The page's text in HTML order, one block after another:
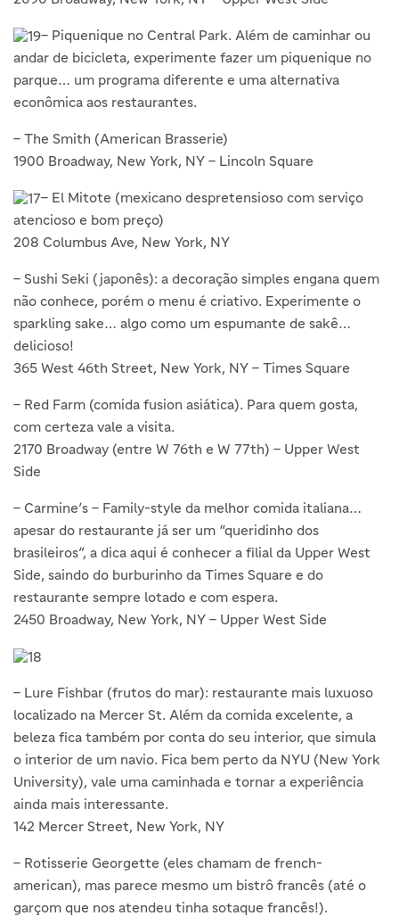
– Piquenique no Central Park. Além de caminhar ou
andar de bicicleta, experimente fazer um piquenique no
parque… um programa diferente e uma alternativa
econômica aos restaurantes.
– The Smith (American Brasserie)
1900 Broadway, New York, NY – Lincoln Square
– El Mitote (mexicano despretensioso com serviço
atencioso e bom preço)
208 Columbus Ave, New York, NY
– Sushi Seki (japonês): a decoração simples engana quem
não conhece, porém o menu é criativo. Experimente o
sparkling sake… algo como um espumante de sakê…
delicioso!
365 West 46th Street, New York, NY – Times Square
– Red Farm (comida fusion asiática). Para quem gosta,
com certeza vale a visita.
2170 Broadway (entre W 76th e W 77th) – Upper West
Side
– Carmine’s – Family-style da melhor comida italiana…
apesar do restaurante já ser um “queridinho dos
brasileiros”, a dica aqui é conhecer a filial da Upper West
Side, saindo do burburinho da Times Square e do
restaurante sempre lotado e com espera.
2450 Broadway, New York, NY – Upper West Side
– Lure Fishbar (frutos do mar): restaurante mais luxuoso
localizado na Mercer St. Além da comida excelente, a
beleza fica também por conta do seu interior, que simula
o interior de um navio. Fica bem perto da NYU (New York
University), vale uma caminhada e tornar a experiência
ainda mais interessante.
142 Mercer Street, New York, NY
– Rotisserie Georgette (eles chamam de french-
american), mas parece mesmo um bistrô francês (até o
garçom que nos atendeu tinha sotaque francês!).